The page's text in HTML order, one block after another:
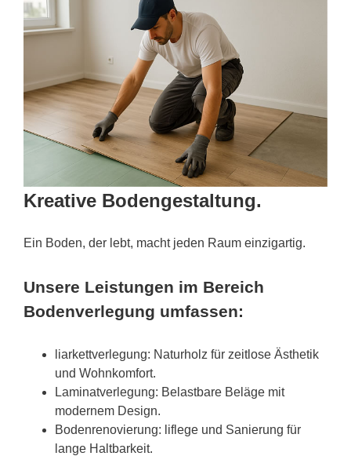
Kreative Bodengestaltung.
Ein Boden, der lebt, macht jeden Raum einzigartig.
Unsere Leistungen im Bereich
Bodenverlegung umfassen:
liarkettverlegung: Naturholz für zeitlose Ästhetik
und Wohnkomfort.
Laminatverlegung: Belastbare Beläge mit
modernem Design.
Bodenrenovierung: liflege und Sanierung für
lange Haltbarkeit.